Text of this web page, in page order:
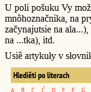
U poli pošuku Vy
mnôhoznačnika, na
začynajutsie na ala...),
na ...tka), itd.
Usiê artykuły v
Hlediêti po literach
A B C Ć D E F G